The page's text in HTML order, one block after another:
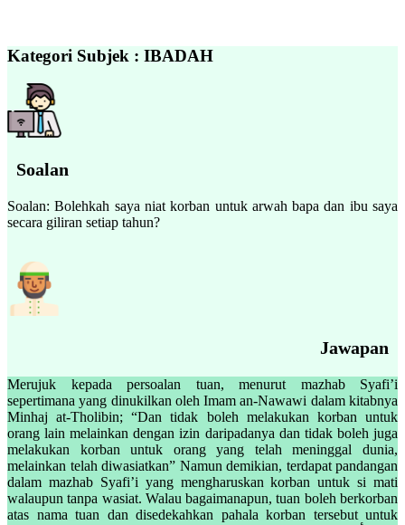
Kategori Subjek : IBADAH
Soalan
Soalan: Bolehkah saya niat korban untuk arwah bapa dan ibu saya
secara giliran setiap tahun?
Jawapan
Merujuk kepada persoalan tuan, menurut mazhab Syafi’i
sepertimana yang dinukilkan oleh Imam an-Nawawi dalam kitabnya
Minhaj at-Tholibin; “Dan tidak boleh melakukan korban untuk
orang lain melainkan dengan izin daripadanya dan tidak boleh juga
melakukan korban untuk orang yang telah meninggal dunia,
melainkan telah diwasiatkan” Namun demikian, terdapat pandangan
dalam mazhab Syafi’i yang mengharuskan korban untuk si mati
walaupun tanpa wasiat. Walau bagaimanapun, tuan boleh berkorban
atas nama tuan dan disedekahkan pahala korban tersebut untuk